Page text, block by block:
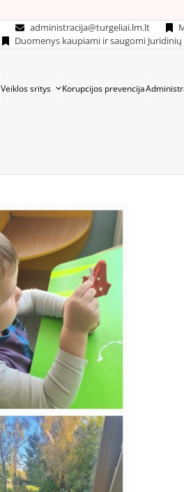
administracija@turgeliai.lm.lt
Duomenys kaupiami ir saugomi
Veiklos sritys Korupcijos prevencija